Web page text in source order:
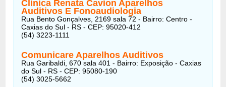
Clínica Renata Cavion Aparelhos
Auditivos E Fonoaudiologia
Rua Bento Gonçalves, 2169 sala 72 - Bairro: Centro -
Caxias do Sul - RS - CEP: 95020-412
(54) 3223-1111
Comunicare Aparelhos Auditivos
Rua Garibaldi, 670 sala 401 - Bairro: Exposição - Caxias
do Sul - RS - CEP: 95080-190
(54) 3025-5662